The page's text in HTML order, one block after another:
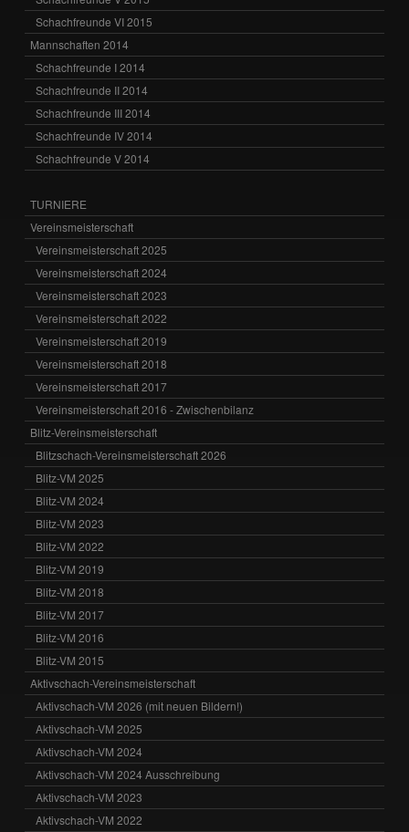
Schachfreunde VI 2015
Mannschaften 2014
Schachfreunde I 2014
Schachfreunde II 2014
Schachfreunde III 2014
Schachfreunde IV 2014
Schachfreunde V 2014
TURNIERE
Vereinsmeisterschaft
Vereinsmeisterschaft 2025
Vereinsmeisterschaft 2024
Vereinsmeisterschaft 2023
Vereinsmeisterschaft 2022
Vereinsmeisterschaft 2019
Vereinsmeisterschaft 2018
Vereinsmeisterschaft 2017
Vereinsmeisterschaft 2016 - Zwischenbilanz
Blitz-Vereinsmeisterschaft
Blitzschach-Vereinsmeisterschaft 2026
Blitz-VM 2025
Blitz-VM 2024
Blitz-VM 2023
Blitz-VM 2022
Blitz-VM 2019
Blitz-VM 2018
Blitz-VM 2017
Blitz-VM 2016
Blitz-VM 2015
Aktivschach-Vereinsmeisterschaft
Aktivschach-VM 2026 (mit neuen Bildern!)
Aktivschach-VM 2025
Aktivschach-VM 2024
Aktivschach-VM 2024 Ausschreibung
Aktivschach-VM 2023
Aktivschach-VM 2022